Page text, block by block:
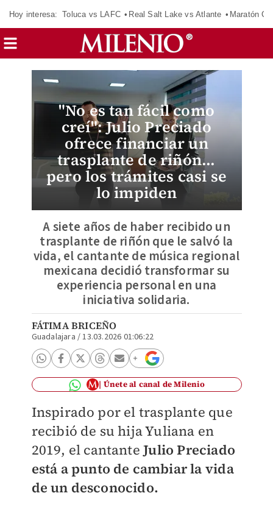
Hoy interesa: Toluca vs LAFC Real Salt Lake vs Atlante Maratón
"No es tan fácil como
creí": Julio Preciado
ofrece financiar un
trasplante de riñón...
pero los trámites casi se
lo impiden
A siete años de haber recibido un
trasplante de riñón que le salvó la
vida, el cantante de música regional
mexicana decidió transformar su
experiencia personal en una
iniciativa solidaria.
FÁTIMA BRICEÑO
Guadalajara /13.03.2026 01:06:22
Únete al canal de Milenio
Inspirado por el trasplante que
recibió de su hija Yuliana en
2019, el cantanteJulio Preciado
está a punto de cambiar la vida
de un desconocido.